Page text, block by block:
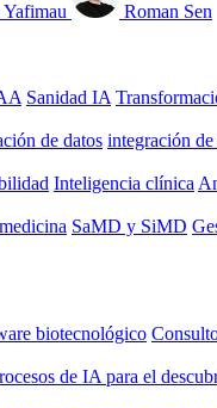
Roman Sen
Sanidad IA
de datos integración
Inteligencia clínica
SaMD y SiMD
biotecnológico
de IA para el